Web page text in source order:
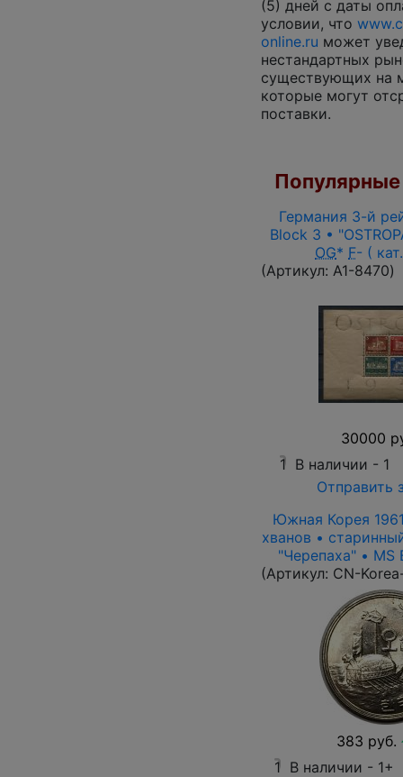
(5) дней с даты
условии, что
online.ru может
нестандартных
существующих на
которые могут
поставки.
Германия 3-й
Block 3 •
OG* F- (
(Артикул: A1-8470)
30000
1 В наличии - 1
Отправить
Южная Корея
хванов •
"Черепаха" • MS
(Артикул: CN-
383 руб.
1 В наличии - 1+